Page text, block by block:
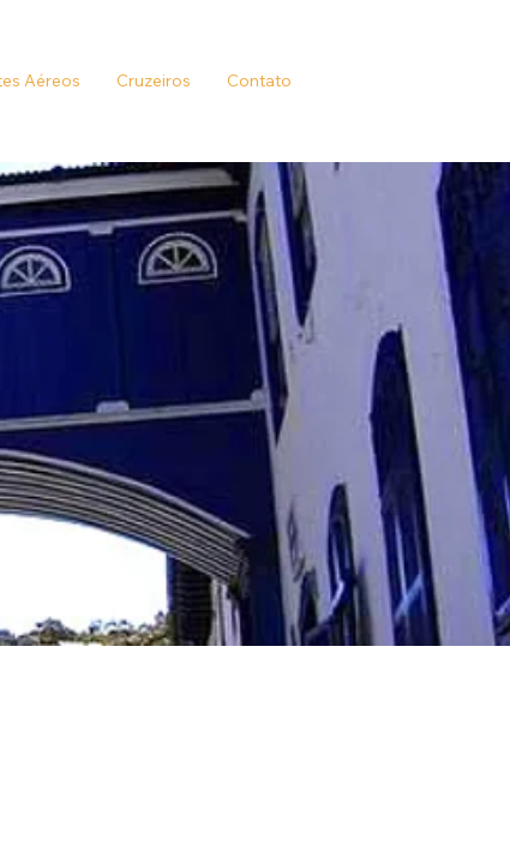
Aéreos Cruzeiros Contato